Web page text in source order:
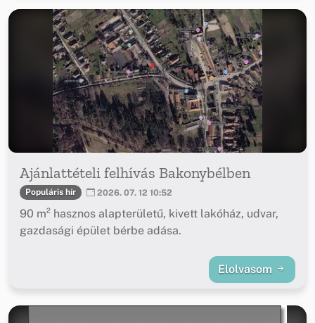
Ajánlattételi felhívás Bakonybélben
Populáris hír 2026. 07. 12 10:52
90 m² hasznos alapterületű, kivett lakóház, udvar,
gazdasági épület bérbe adása.
Elolvasom